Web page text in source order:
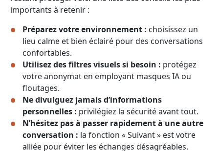
importants à retenir :
Préparez votre environnement : choisissez un
lieu calme et bien éclairé pour des conversations
confortables.
Utilisez des filtres visuels si besoin : protégez
votre anonymat en employant masques IA ou
floutages.
Ne divulguez jamais d’informations
personnelles : privilégiez la sécurité avant tout.
N’hésitez pas à passer rapidement à une autre
conversation : la fonction « Suivant » est votre
alliée pour éviter les échanges désagréables.